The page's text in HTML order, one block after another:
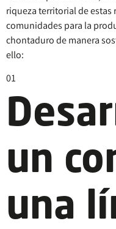
riqueza territorial de estas
comunidades para la
chontaduro de manera
ello:
01
un
una